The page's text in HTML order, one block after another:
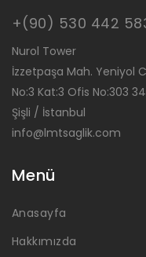
+(90) 530 442
Nurol Tower
İzzetpaşa Mah. Yeniyol
No:3 Kat:3 Ofis No:303
Şişli / İstanbul
info@lmtsaglik.com
Menü
Anasayfa
Hakkımızda